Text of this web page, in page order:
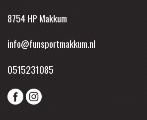
8754 HP Makkum
info@funsportmakkum.nl
0515231085